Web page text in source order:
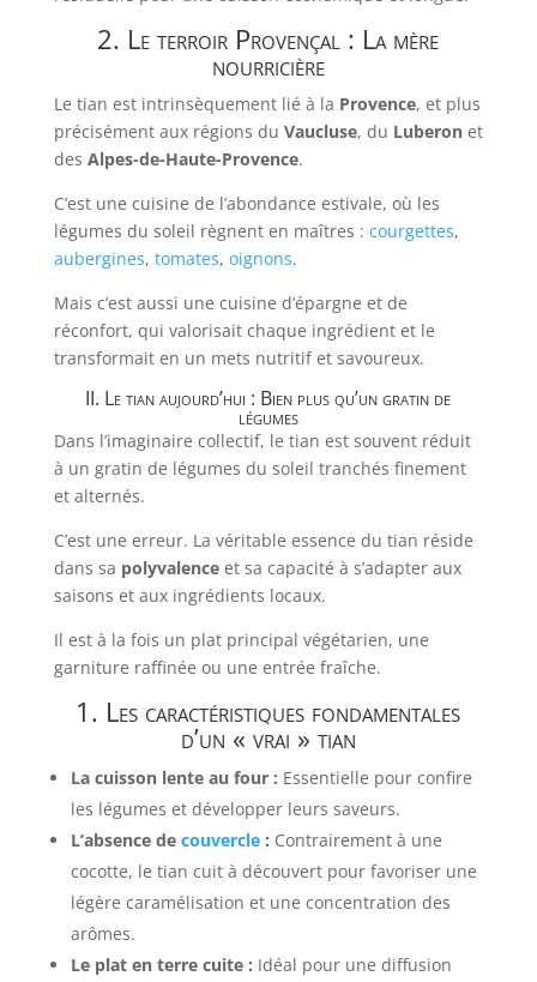
2. Le terroir Provençal : La mère
nourricière
Le tian est intrinsèquement lié à la Provence, et plus
précisément aux régions du Vaucluse, du Luberonet
des Alpes-de-Haute-Provence.
C’est une cuisine de l’abondance estivale, où les
légumes du soleil règnent en maîtres : courgettes,
aubergines, tomates, oignons.
Mais c’est aussi une cuisine d’épargne et de
réconfort, qui valorisait chaque ingrédient et le
transformait en un mets nutritif et savoureux.
II. Le tian aujourd’hui : Bien plus qu’un gratin de
légumes
Dans l’imaginaire collectif, le tian est souvent réduit
à un gratin de légumes du soleil tranchés finement
et alternés.
C’est une erreur. La véritable essence du tian réside
dans sa polyvalenceet sa capacité à s’adapter aux
saisons et aux ingrédients locaux.
Il est à la fois un plat principal végétarien, une
garniture raffinée ou une entrée fraîche.
1. Les caractéristiques fondamentales
d’un « vrai » tian
La cuisson lente au four : Essentielle pour confire
les légumes et développer leurs saveurs.
L’absence de couvercle: Contrairement à une
cocotte, le tian cuit à découvert pour favoriser une
légère caramélisation et une concentration des
arômes.
Le plat en terre cuite : Idéal pour une diffusion